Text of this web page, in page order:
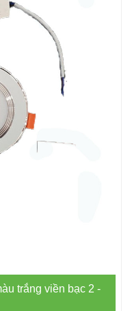
trắng viền bạc 2 -